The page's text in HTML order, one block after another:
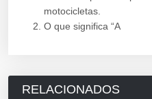
motocicletas.
O que significa “A
RELACIONADOS